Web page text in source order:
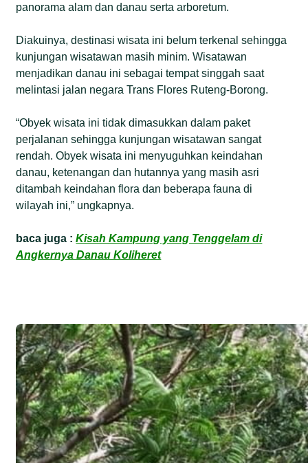
panorama alam dan danau serta arboretum.
Diakuinya, destinasi wisata ini belum terkenal sehingga
kunjungan wisatawan masih minim. Wisatawan
menjadikan danau ini sebagai tempat singgah saat
melintasi jalan negara Trans Flores Ruteng-Borong.
“Obyek wisata ini tidak dimasukkan dalam paket
perjalanan sehingga kunjungan wisatawan sangat
rendah. Obyek wisata ini menyuguhkan keindahan
danau, ketenangan dan hutannya yang masih asri
ditambah keindahan flora dan beberapa fauna di
wilayah ini,” ungkapnya.
baca juga :Kisah Kampung yang Tenggelam di
Angkernya Danau Koliheret